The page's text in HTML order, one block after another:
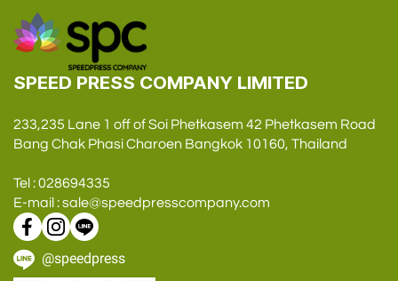
SPEED PRESS COMPANY LIMITED
233,235 Lane 1 off of Soi Phetkasem 42 Phetkasem Road
Bang Chak Phasi Charoen Bangkok 10160, Thailand
Tel : 028694335
E-mail : sale@speedpresscompany.com
@speedpress